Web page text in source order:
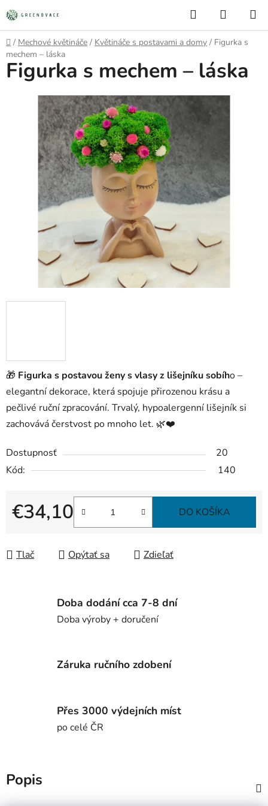
Prejsť
na
obsah
Hľadať
KOŠÍK
Domov
/ Mechové květináče / Květináče s postavami a domy / Figurka s
mechem – láska
🎁 Figurka s postavou ženy s vlasy z lišejníku sobího –
elegantní dekorace, která spojuje přirozenou krásu a
pečlivé ruční zpracování. Trvalý, hypoalergenní lišejník si
zachovává čerstvost po mnoho let. 🌿❤️
Dostupnosť
20
Kód:
140
€34,10
Jednotková cena:
DO KOŠÍKA
Tlač Opýtať sa Zdieľať
Figurka s mechem – láska
Doba dodání cca 7-8 dní
Doba výroby + doručení
Záruka ručního zdobení
Přes 3000 výdejních míst
po celé ČR
Popis